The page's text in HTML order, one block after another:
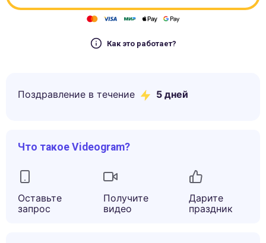
Как это работает?
Поздравление в течение 5 дней
Что такое Videogram?
Оставьте
запрос
Получите
видео
Дарите
праздник